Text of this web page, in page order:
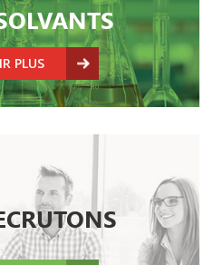
PLUS